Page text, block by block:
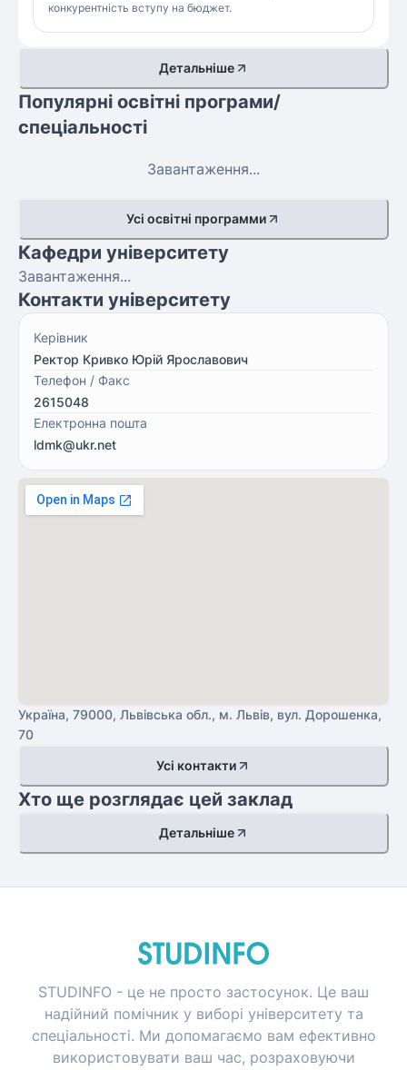
конкурентність вступу на бюджет.
Детальніше
Популярні освітні програми/
спеціальності
Завантаження...
Усі освітні программи
Кафедри університету
Завантаження...
Контакти університету
Керівник
Ректор Кривко Юрій Ярославович
Телефон / Факс
2615048
Електронна пошта
ldmk@ukr.net
Україна, 79000, Львівська обл., м. Львів, вул. Дорошенка,
70
Усі контакти
Хто ще розглядає цей заклад
Детальніше
STUDINFO - це не просто застосунок. Це ваш
надійний помічник у виборі університету та
спеціальності. Ми допомагаємо вам ефективно
використовувати ваш час, розраховуючи